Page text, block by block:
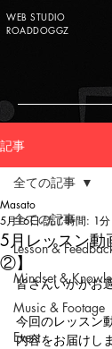
WEB STUDIO
ROADDOGGZ
記事
全ての記事
Lesson &
Mindset &
Music & Footage
Event
全ての記事
5月レッスン
②】
Masato
5月16日 読了時間: 1分
皆さんいかがお
今回のレッスン
内容をお届けし